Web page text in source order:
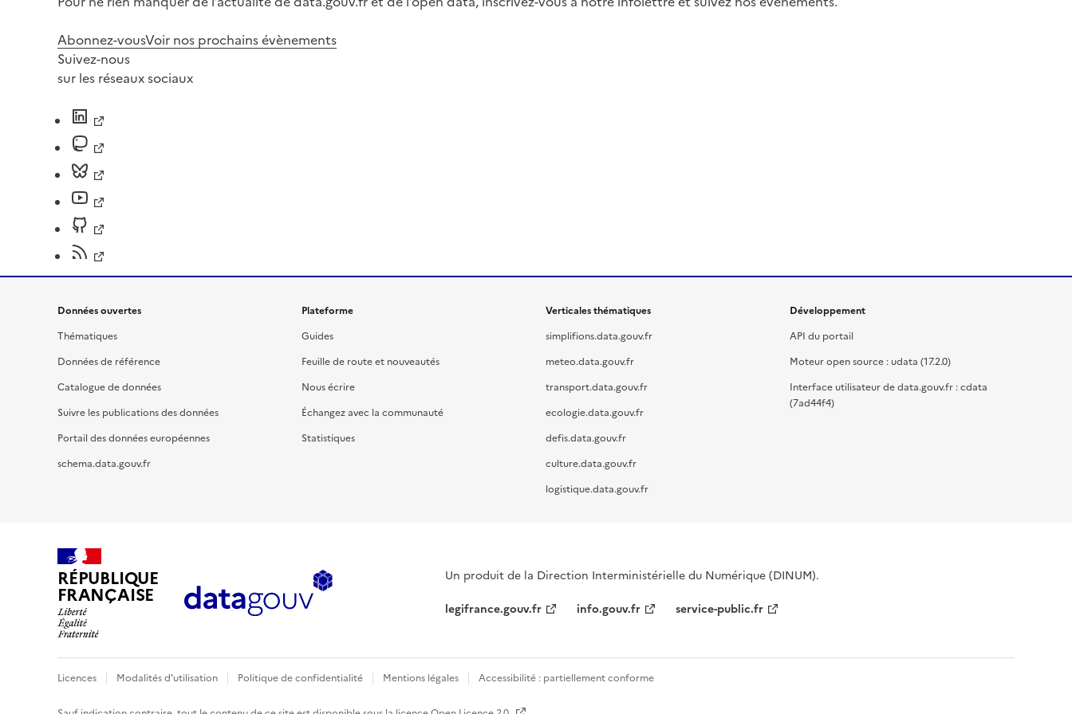
Abonnez-vousVoir nos prochains évènements
Suivez-nous
sur les réseaux sociaux
Données ouvertes
Thématiques
Données de référence
Catalogue de données
Suivre les publications des données
Portail des données européennes
schema.data.gouv.fr
Plateforme
Guides
Feuille de route et nouveautés
Nous écrire
Échangez avec la communauté
Statistiques
Verticales thématiques
simplifions.data.gouv.fr
meteo.data.gouv.fr
transport.data.gouv.fr
ecologie.data.gouv.fr
defis.data.gouv.fr
culture.data.gouv.fr
logistique.data.gouv.fr
Développement
API du portail
Moteur open source : udata (17.2.0)
Interface utilisateur de data.gouv.fr : cdata
(7ad44f4)
RÉPUBLIQUE
FRANÇAISE
Un produit de la Direction Interministérielle du Numérique (DINUM).
legifrance.gouv.fr
info.gouv.fr service-public.fr
Licences Modalités d'utilisation Politique de confidentialité Mentions légales Accessibilité : partiellement conforme